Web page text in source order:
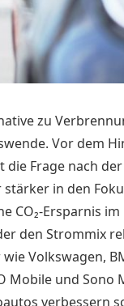
zu
Vor dem
Frage nach
in den
CO₂-Ersparnis
den Strommix
Volkswagen,
Mobile und Sono
verbessern